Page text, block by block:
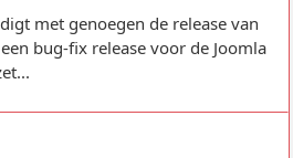
met genoegen de release van
bug-fix release voor de Joomla